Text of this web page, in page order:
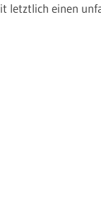
letztlich einen